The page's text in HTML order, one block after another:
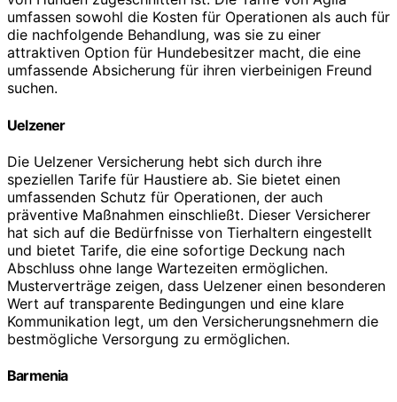
umfassen sowohl die Kosten für Operationen als auch für
die nachfolgende Behandlung, was sie zu einer
attraktiven Option für Hundebesitzer macht, die eine
umfassende Absicherung für ihren vierbeinigen Freund
suchen.
Uelzener
Die Uelzener Versicherung hebt sich durch ihre
speziellen Tarife für Haustiere ab. Sie bietet einen
umfassenden Schutz für Operationen, der auch
präventive Maßnahmen einschließt. Dieser Versicherer
hat sich auf die Bedürfnisse von Tierhaltern eingestellt
und bietet Tarife, die eine sofortige Deckung nach
Abschluss ohne lange Wartezeiten ermöglichen.
Musterverträge zeigen, dass Uelzener einen besonderen
Wert auf transparente Bedingungen und eine klare
Kommunikation legt, um den Versicherungsnehmern die
bestmögliche Versorgung zu ermöglichen.
Barmenia